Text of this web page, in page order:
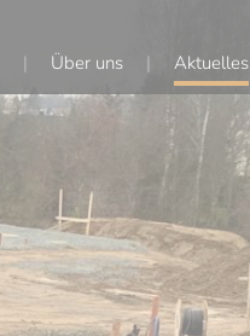
Über uns Aktuelles